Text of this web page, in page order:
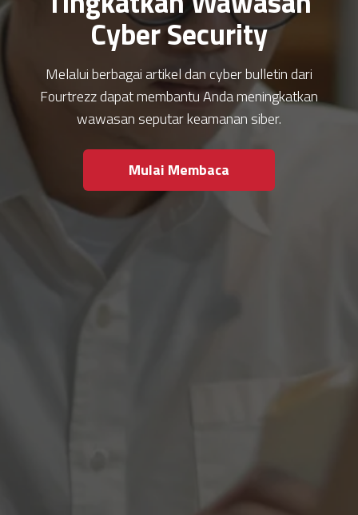
Cyber Security
Melalui berbagai artikel dan cyber bulletin dari
Fourtrezz dapat membantu Anda meningkatkan
wawasan seputar keamanan siber.
Mulai Membaca